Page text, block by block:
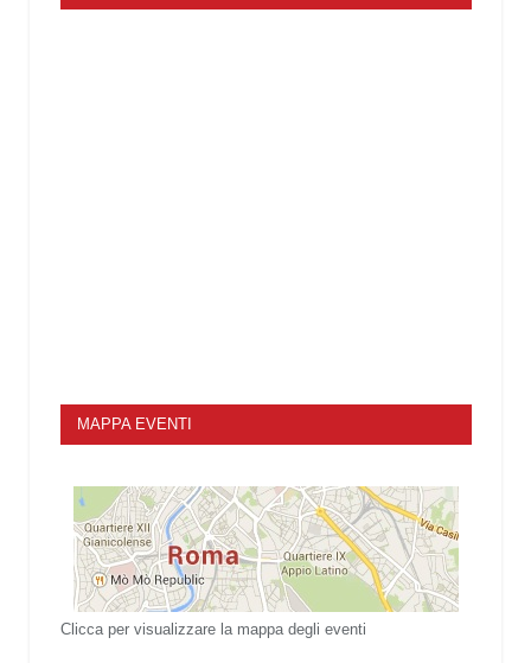
MAPPA EVENTI
Clicca per visualizzare la mappa degli eventi